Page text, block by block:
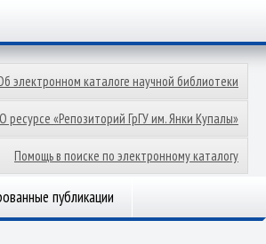
электронном каталоге научной библиотеки
О ресурсе «Репозиторий ГрГУ им. Янки Купалы»
Помощь в поиске по электронному каталогу
публикации